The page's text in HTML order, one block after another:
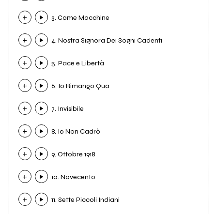
3. Come Macchine
4. Nostra Signora Dei Sogni Cadenti
5. Pace e Libertà
6. Io Rimango Qua
7. Invisibile
8. Io Non Cadrò
9. Ottobre 1918
10. Novecento
11. Sette Piccoli Indiani